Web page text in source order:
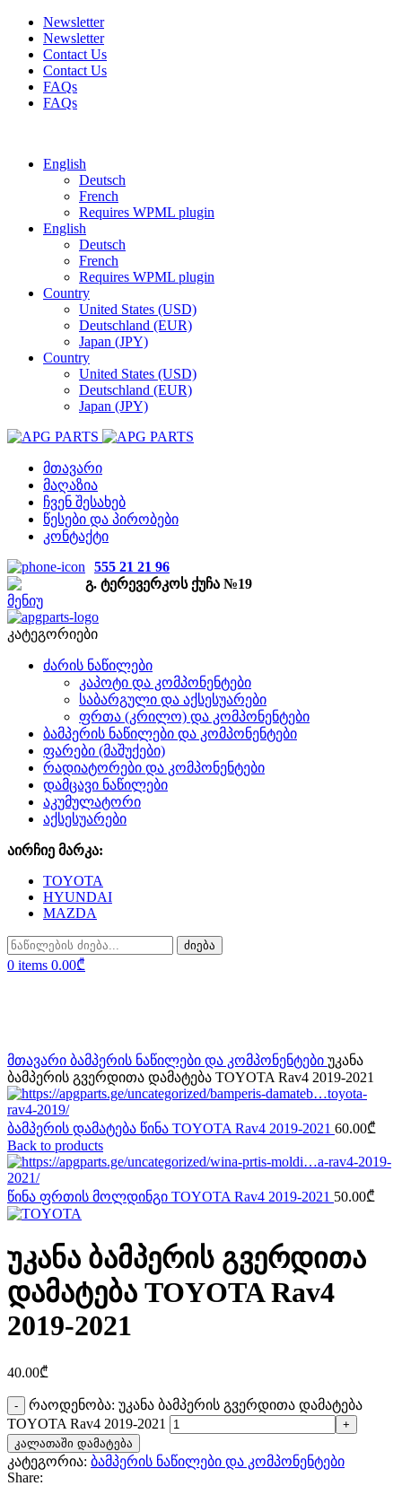
Newsletter
Newsletter
Contact Us
Contact Us
FAQs
FAQs
English
Deutsch
French
Requires WPML plugin
English
Deutsch
French
Requires WPML plugin
Country
United States (USD)
Deutschland (EUR)
Japan (JPY)
Country
United States (USD)
Deutschland (EUR)
Japan (JPY)
მთავარი
მაღაზია
ჩვენ შესახებ
წესები და პირობები
კონტაქტი
555 21 21 96
გ. ტერევერკოს ქუჩა №19
მენიუ
კატეგორიები
ძარის ნაწილები
კაპოტი და კომპონენტები
საბარგული და აქსესუარები
ფრთა (კრილო) და კომპონენტები
ბამპერის ნაწილები და კომპონენტები
ფარები (მაშუქები)
რადიატორები და კომპონენტები
დამცავი ნაწილები
აკუმულატორი
აქსესუარები
აირჩიე მარკა:
TOYOTA
HYUNDAI
MAZDA
ძიება
0 items 0.00₾
მთავარი ბამპერის ნაწილები და კომპონენტები უკანა
ბამპერის გვერდითა დამატება TOYOTA Rav4 2019-2021
ბამპერის დამატება წინა TOYOTA Rav4 2019-2021 60.00₾
Back to products
წინა ფრთის მოლდინგი TOYOTA Rav4 2019-2021 50.00₾
უკანა ბამპერის გვერდითა
დამატება TOYOTA Rav4
2019-2021
40.00₾
რაოდენობა: უკანა ბამპერის გვერდითა დამატება
TOYOTA Rav4 2019-2021
კალათაში დამატება
კატეგორია: ბამპერის ნაწილები და კომპონენტები
Share: